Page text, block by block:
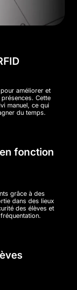
améliorer et
Cette
manuel, ce qui
du temps.
fonction
grâce à des
dans des lieux
des élèves et